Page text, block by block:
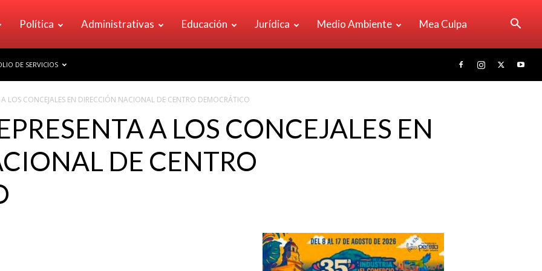
Política Administrativas Educación Jurídica Medio Ambiente Mea Culpa
DE SERVICIOS
A LOS CONCEJALES EN DIRECCIÓN NACIONAL DE CENTRO DEMOCRÁTICO
A LOS CONCEJALES EN
DE CENTRO